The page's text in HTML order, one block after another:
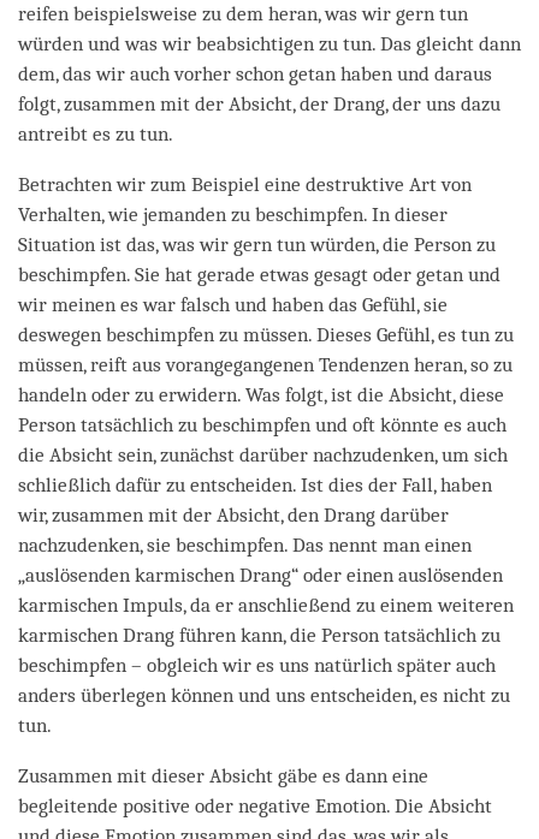
reifen beispielsweise zu dem heran, was wir gern tun
würden und was wir beabsichtigen zu tun. Das gleicht dann
dem, das wir auch vorher schon getan haben und daraus
folgt, zusammen mit der Absicht, der Drang, der uns dazu
antreibt es zu tun.
Betrachten wir zum Beispiel eine destruktive Art von
Verhalten, wie jemanden zu beschimpfen. In dieser
Situation ist das, was wir gern tun würden, die Person zu
beschimpfen. Sie hat gerade etwas gesagt oder getan und
wir meinen es war falsch und haben das Gefühl, sie
deswegen beschimpfen zu müssen. Dieses Gefühl, es tun zu
müssen, reift aus vorangegangenen Tendenzen heran, so zu
handeln oder zu erwidern. Was folgt, ist die Absicht, diese
Person tatsächlich zu beschimpfen und oft könnte es auch
die Absicht sein, zunächst darüber nachzudenken, um sich
schließlich dafür zu entscheiden. Ist dies der Fall, haben
wir, zusammen mit der Absicht, den Drang darüber
nachzudenken, sie beschimpfen. Das nennt man einen
„auslösenden karmischen Drang“ oder einen auslösenden
karmischen Impuls, da er anschließend zu einem weiteren
karmischen Drang führen kann, die Person tatsächlich zu
beschimpfen – obgleich wir es uns natürlich später auch
anders überlegen können und uns entscheiden, es nicht zu
tun.
Zusammen mit dieser Absicht gäbe es dann eine
begleitende positive oder negative Emotion. Die Absicht